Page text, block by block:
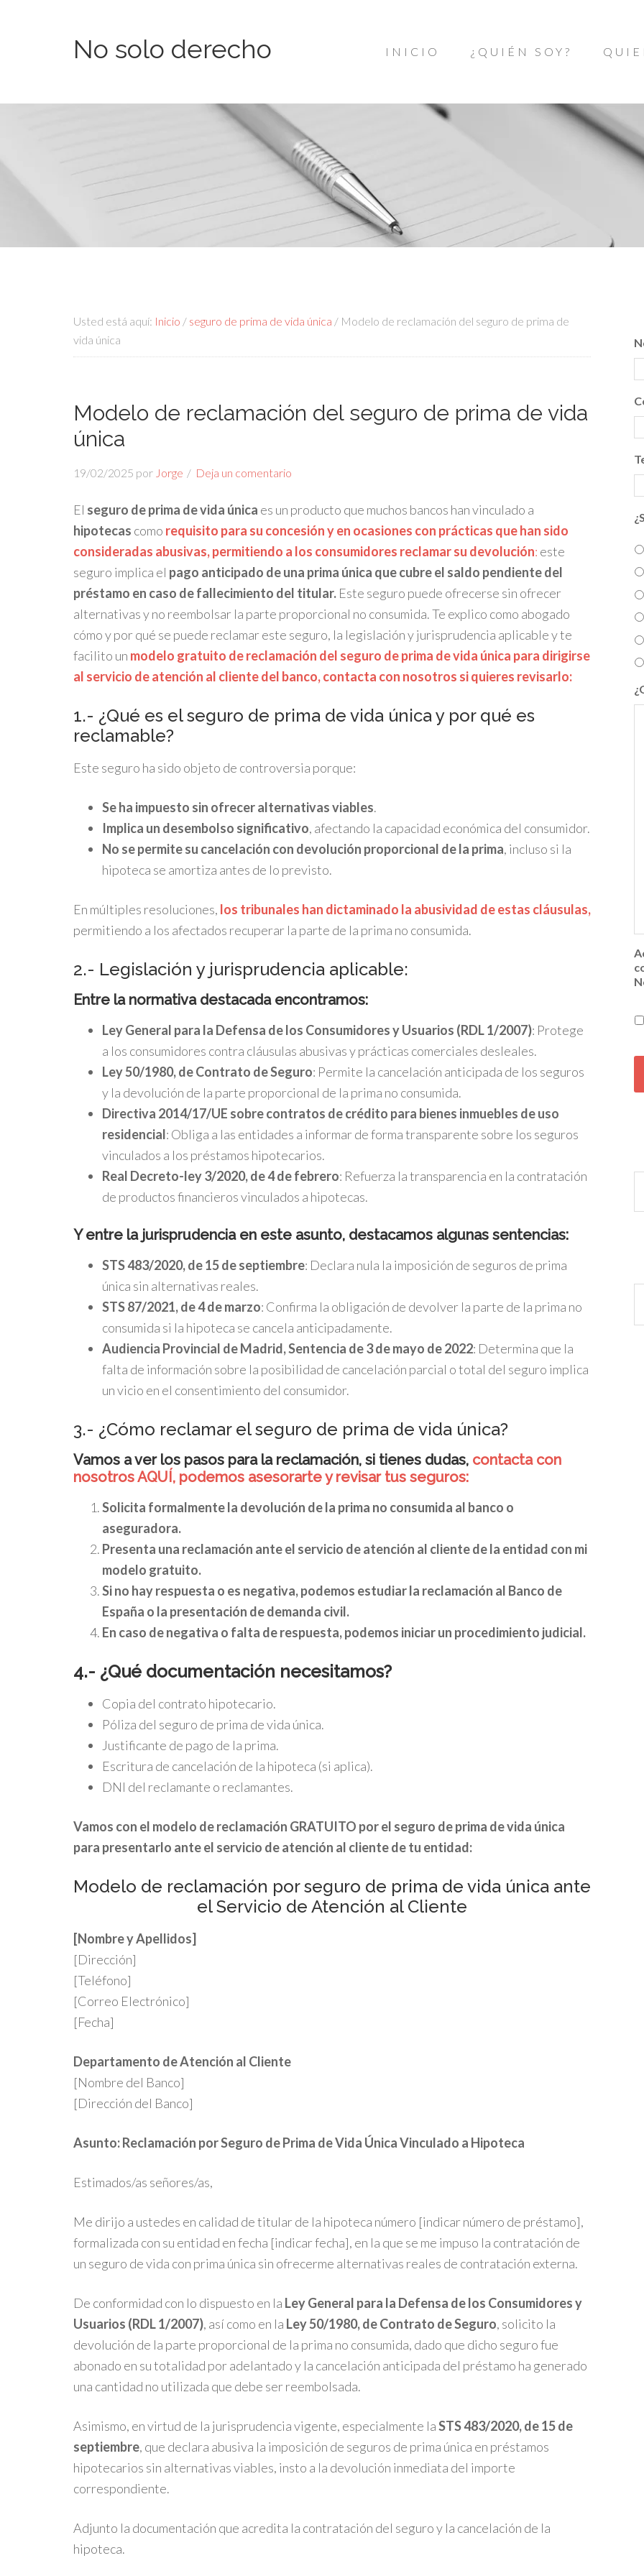
No solo derecho INICIO ¿QUIÉN SOY?
Usted está aquí: Inicio / seguro de prima de vida única / Modelo de reclamación del seguro de prima de
vida única
Modelo de reclamación del seguro de prima de vida
única
19/02/2025 por Jorge Deja un comentario
El seguro de prima de vida única es un producto que muchos bancos han vinculado a
hipotecas como requisito para su concesión y en ocasiones con prácticas que han sido
consideradas abusivas, permitiendo a los consumidores reclamar su devolución: este
seguro implica el pago anticipado de una prima única que cubre el saldo pendiente del
préstamo en caso de fallecimiento del titular. Este seguro puede ofrecerse sin ofrecer
alternativas y no reembolsar la parte proporcional no consumida. Te explico como abogado
cómo y por qué se puede reclamar este seguro, la legislación y jurisprudencia aplicable y te
facilito un modelo gratuito de reclamación del seguro de prima de vida única para dirigirse
al servicio de atención al cliente del banco, contacta con nosotros si quieres revisarlo:
1.- ¿Qué es el seguro de prima de vida única y por qué es
reclamable?
Este seguro ha sido objeto de controversia porque:
Se ha impuesto sin ofrecer alternativas viables.
Implica un desembolso significativo, afectando la capacidad económica del consumidor.
No se permite su cancelación con devolución proporcional de la prima, incluso si la
hipoteca se amortiza antes de lo previsto.
En múltiples resoluciones, los tribunales han dictaminado la abusividad de estas cláusulas,
permitiendo a los afectados recuperar la parte de la prima no consumida.
2.- Legislación y jurisprudencia aplicable:
Entre la normativa destacada encontramos:
Ley General para la Defensa de los Consumidores y Usuarios (RDL 1/2007): Protege
a los consumidores contra cláusulas abusivas y prácticas comerciales desleales.
Ley 50/1980, de Contrato de Seguro: Permite la cancelación anticipada de los seguros
y la devolución de la parte proporcional de la prima no consumida.
Directiva 2014/17/UE sobre contratos de crédito para bienes inmuebles de uso
residencial: Obliga a las entidades a informar de forma transparente sobre los seguros
vinculados a los préstamos hipotecarios.
Real Decreto-ley 3/2020, de 4 de febrero: Refuerza la transparencia en la contratación
de productos financieros vinculados a hipotecas.
Y entre la jurisprudencia en este asunto, destacamos algunas sentencias:
STS 483/2020, de 15 de septiembre: Declara nula la imposición de seguros de prima
única sin alternativas reales.
STS 87/2021, de 4 de marzo: Confirma la obligación de devolver la parte de la prima no
consumida si la hipoteca se cancela anticipadamente.
Audiencia Provincial de Madrid, Sentencia de 3 de mayo de 2022: Determina que la
falta de información sobre la posibilidad de cancelación parcial o total del seguro implica
un vicio en el consentimiento del consumidor.
3.- ¿Cómo reclamar el seguro de prima de vida única?
Vamos a ver los pasos para la reclamación, si tienes dudas, contacta con
nosotros AQUÍ, podemos asesorarte y revisar tus seguros:
Solicita formalmente la devolución de la prima no consumida al banco o
aseguradora.
Presenta una reclamación ante el servicio de atención al cliente de la entidad con mi
modelo gratuito.
Si no hay respuesta o es negativa, podemos estudiar la reclamación al Banco de
España o la presentación de demanda civil.
En caso de negativa o falta de respuesta, podemos iniciar un procedimiento judicial.
4.- ¿Qué documentación necesitamos?
Copia del contrato hipotecario.
Póliza del seguro de prima de vida única.
Justificante de pago de la prima.
Escritura de cancelación de la hipoteca (si aplica).
DNI del reclamante o reclamantes.
Vamos con el modelo de reclamación GRATUITO por el seguro de prima de vida única
para presentarlo ante el servicio de atención al cliente de tu entidad:
Modelo de reclamación por seguro de prima de vida única ante
el Servicio de Atención al Cliente
[Nombre y Apellidos]
[Dirección]
[Teléfono]
[Correo Electrónico]
[Fecha]
Departamento de Atención al Cliente
[Nombre del Banco]
[Dirección del Banco]
Asunto: Reclamación por Seguro de Prima de Vida Única Vinculado a Hipoteca
Estimados/as señores/as,
Me dirijo a ustedes en calidad de titular de la hipoteca número [indicar número de préstamo],
formalizada con su entidad en fecha [indicar fecha], en la que se me impuso la contratación de
un seguro de vida con prima única sin ofrecerme alternativas reales de contratación externa.
De conformidad con lo dispuesto en la Ley General para la Defensa de los Consumidores y
Usuarios (RDL 1/2007), así como en la Ley 50/1980, de Contrato de Seguro, solicito la
devolución de la parte proporcional de la prima no consumida, dado que dicho seguro fue
abonado en su totalidad por adelantado y la cancelación anticipada del préstamo ha generado
una cantidad no utilizada que debe ser reembolsada.
Asimismo, en virtud de la jurisprudencia vigente, especialmente laSTS 483/2020, de 15 de
septiembre, que declara abusiva la imposición de seguros de prima única en préstamos
hipotecarios sin alternativas viables, insto a la devolución inmediata del importe
correspondiente.
Adjunto la documentación que acredita la contratación del seguro y la cancelación de la
hipoteca.
T